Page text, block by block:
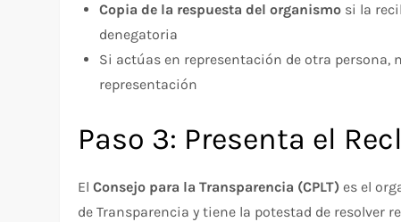
Copia de la respuesta del organismo si la
denegatoria
Si actúas en representación de otra persona,
representación
Paso 3: Presenta el
ElConsejo para la Transparencia (CPLT) es el
de Transparencia y tiene la potestad de